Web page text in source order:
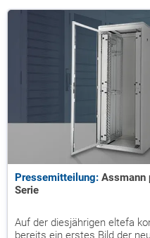
Pressemitteilung: Assmann
Serie
Auf der diesjährigen eltefa
bereits ein erstes Bild der